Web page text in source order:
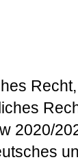
2020/